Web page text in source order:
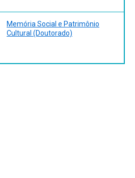
Memória Social e Patrimônio
Cultural (Doutorado)